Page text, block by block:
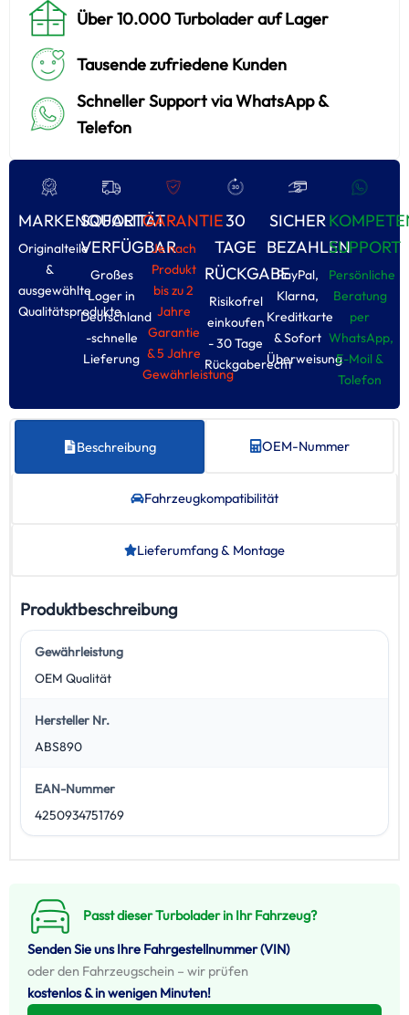
Über 10.000 Turbolader auf Lager
Tausende zufriedene Kunden
Schneller Support via WhatsApp &
Telefon
MARKENQUALITÄT
Originalteile
&
ausgewählte
Qualitätsprodukte
SOFORT
VERFÜGBAR
Großes
Loger in
Deutschland
-schnelle
Lieferung
GARANTIE
Je nach
Produkt
bis zu 2
Jahre
Garantie
& 5 Jahre
Gewährleistung
30
TAGE
RÜCKGABE
Risikofrel
einkoufen
- 30 Tage
Rückgaberecht
SICHER
BEZAHLEN
PayPal,
Klarna,
Kreditkarte
& Sofort
Überweisung
SUPPORT
Persönliche
Beratung
per
WhatsApp,
E-Moil &
Tolefon
Beschreibung OEM-Nummer
Fahrzeug­kompatibilität
Lieferumfang & Montage
Produktbeschreibung
Gewährleistung
OEM Qualität
Hersteller Nr.
ABS890
EAN-Nummer
4250934751769
Passt dieser Turbolader in Ihr Fahrzeug?
Senden Sie uns Ihre Fahrgestellnummer (VIN)
oder den Fahrzeugschein – wir prüfen
kostenlos & in wenigen Minuten!